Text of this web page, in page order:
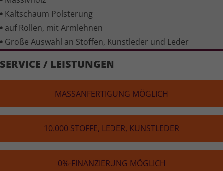
• Kaltschaum Polsterung
• auf Rollen, mit Armlehnen
• Große Auswahl an Stoffen, Kunstleder und Leder
SERVICE / LEISTUNGEN
MASS­AN­FER­TI­GUNG MÖGLICH
10.000 STOFFE, LEDER, KUNST­LE­DER
0%-FINAN­ZIE­RUNG MÖGLICH